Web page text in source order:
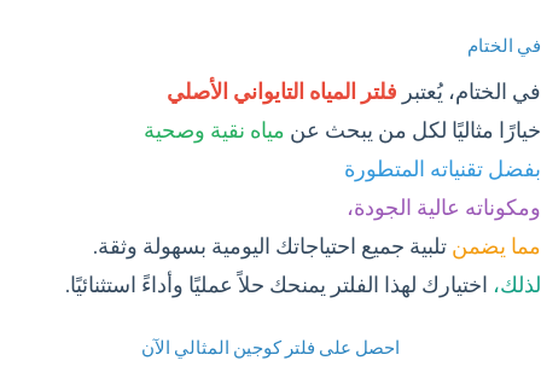
في الختام
في الختام، يُعتبرفلتر المياه التايواني الأصلي
خيارًا مثاليًا لكل من يبحث عنمياه نقية وصحية
بفضل تقنياته المتطورة
ومكوناته عالية الجودة،
مما يضمنتلبية جميع احتياجاتك اليومية بسهولة وثقة.
لذلك، اختيارك لهذا الفلتر يمنحك حلاً عمليًا وأداءً استثنائيًا.
احصل على فلتر كوجين المثالي الآن